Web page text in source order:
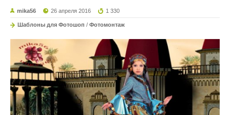
mika56 26 апреля 2016 1 330
Шаблоны для Фотошоп / Фотомонтаж